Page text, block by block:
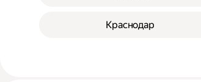
Краснодар